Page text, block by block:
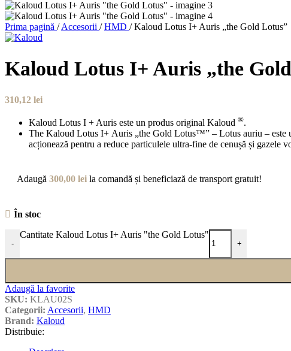
Prima pagină / Accesorii / HMD / Kaloud Lotus I+ Auris „the Gold Lotus”
Kaloud Lotus I+ Auris „the
310,12 lei
Kaloud Lotus I + Auris este un produs original Kaloud ®.
The Kaloud Lotus I+ Auris „the Gold Lotus™” – Lotus auriu – este
acționează pentru a reduce particulele ultra-fine de cenușă și
Adaugă 300,00 lei la comandă și beneficiază de transport gratuit!
În stoc
-
Cantitate Kaloud Lotus I+ Auris "the Gold Lotus"
+
Adaugă la favorite
SKU: KLAU02S
Categorii: Accesorii, HMD
Brand: Kaloud
Distribuie: